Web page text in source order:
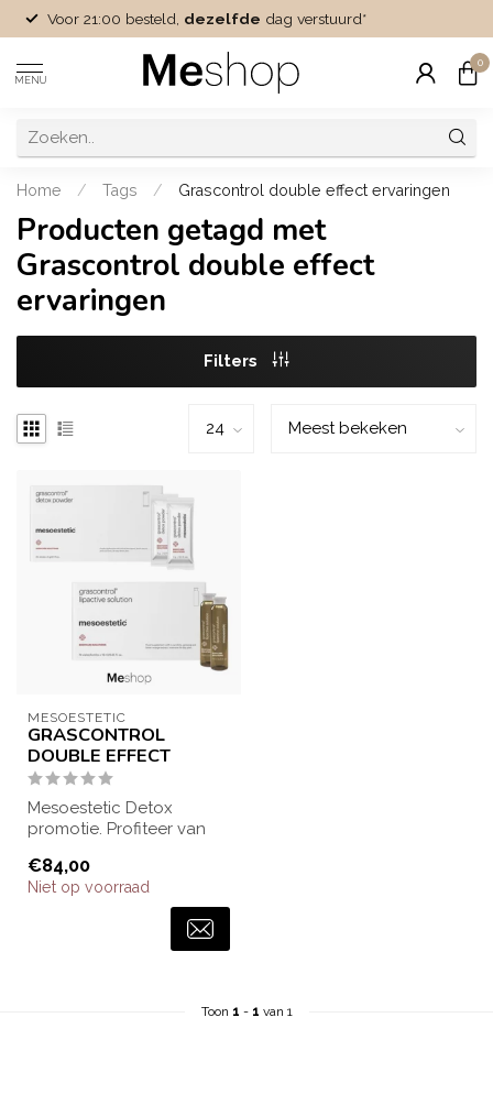
Voor 21:00 besteld, dezelfde dag verstuurd*
MENU
0
Home / Tags / Grascontrol double effect ervaringen
Producten getagd met
Grascontrol double effect
ervaringen
Filters
MESOESTETIC
GRASCONTROL
DOUBLE EFFECT
Mesoestetic Detox
promotie. Profiteer van
aankoop van Gras...
€84,00
Niet op voorraad
Toon 1 - 1 van 1